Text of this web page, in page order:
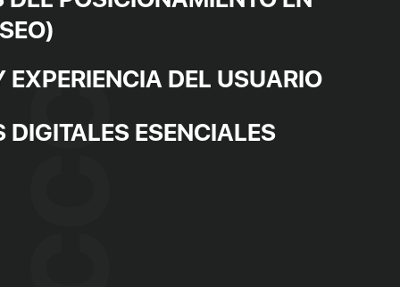
EXPERIENCIA DEL USUARIO
DIGITALES ESENCIALES